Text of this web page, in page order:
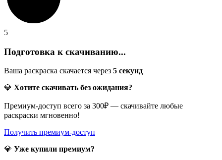
5
Подготовка к скачиванию...
Ваша раскраска скачается через 5 секунд
💎 Хотите скачивать без ожидания?
Премиум-доступ всего за 300₽ — скачивайте любые
раскраски мгновенно!
Получить премиум-доступ
💎 Уже купили премиум?